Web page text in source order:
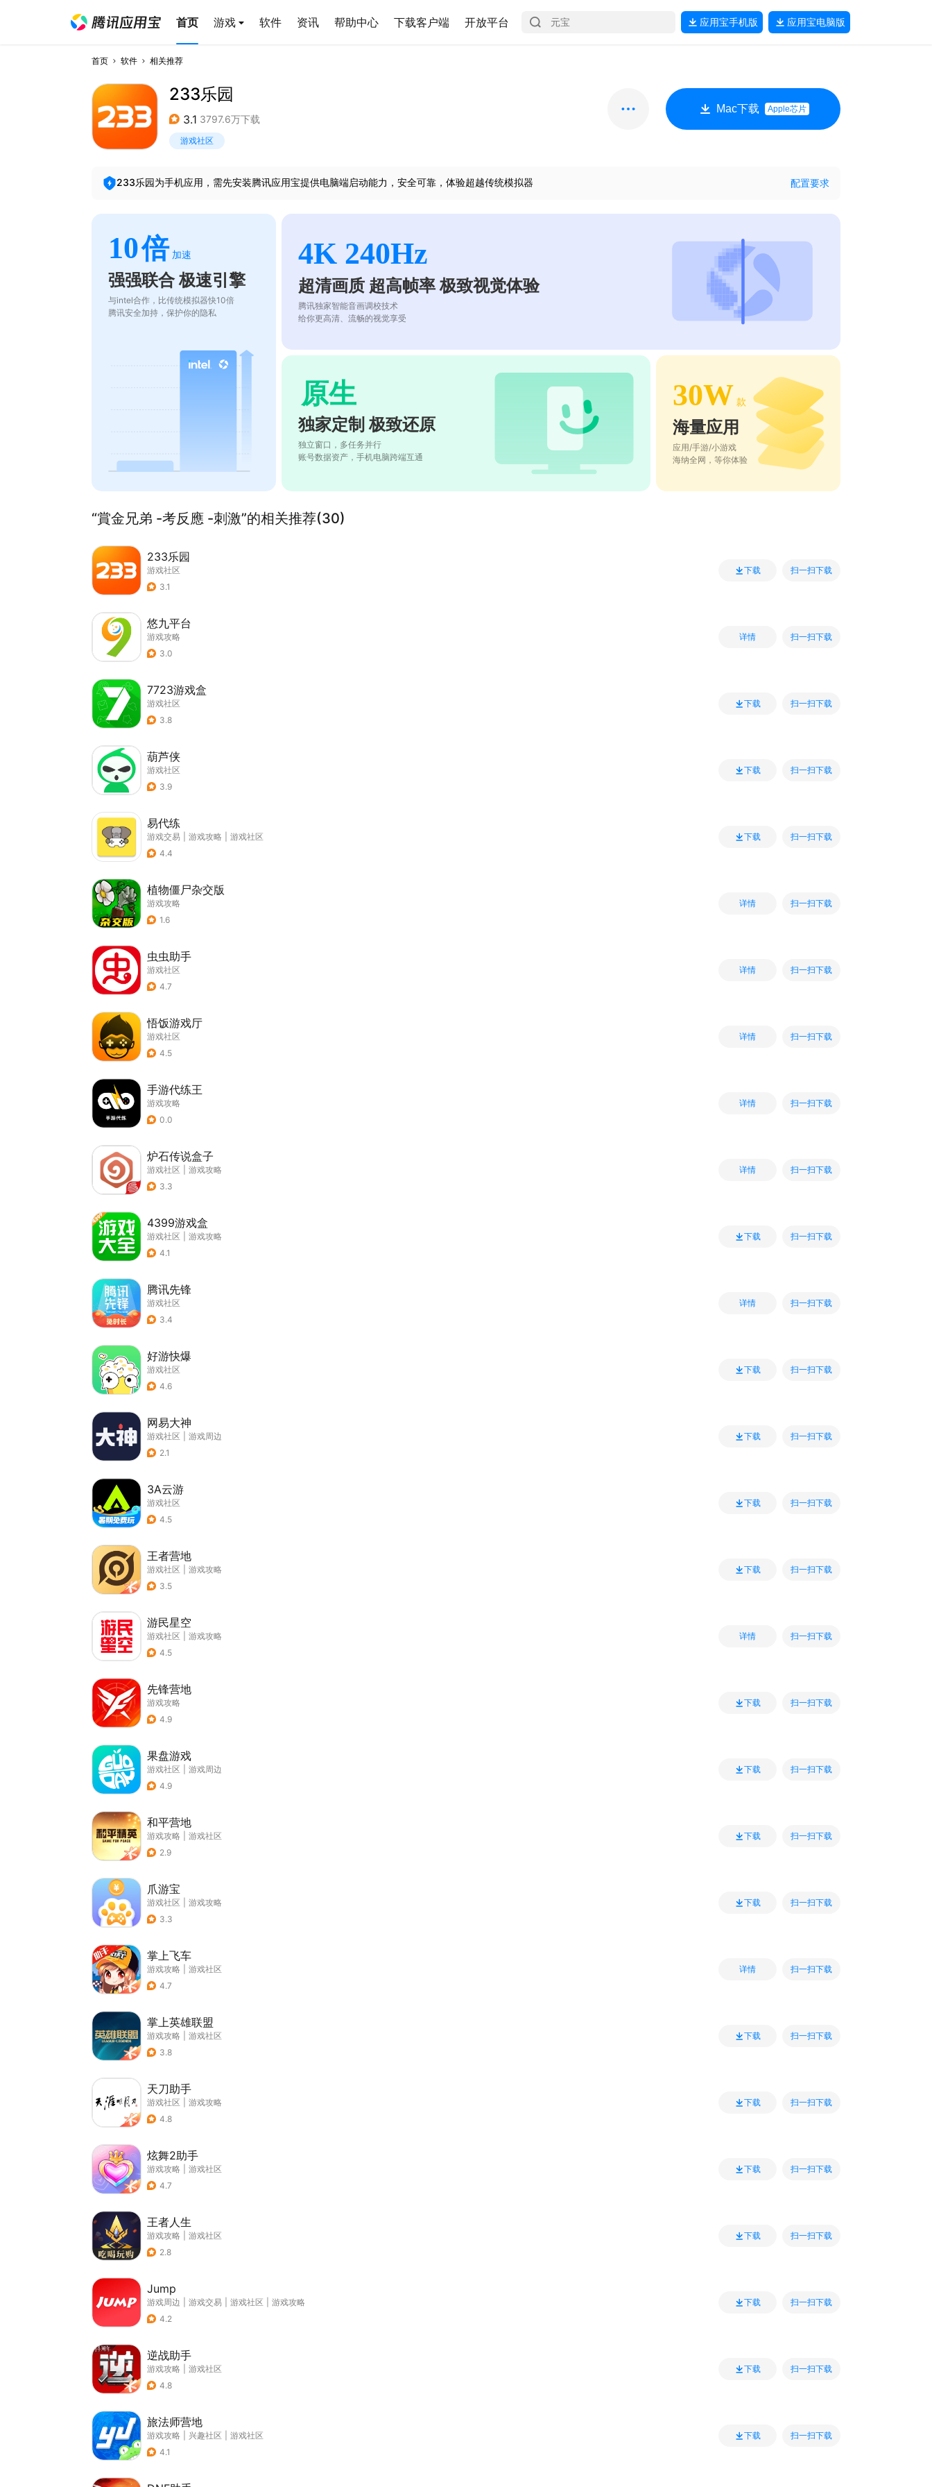
首页 游戏 软件 资讯 帮助中心 下载客户端 开放平台 应用宝手机版 应用宝电脑版
首页 软件 相关推荐
233乐园
3.1 3797.6万下载
游戏社区
Mac下载 Apple芯片
233乐园为手机应用，需先安装腾讯应用宝提供电脑端启动能力，安全可靠，体验超越传统模拟器 配置要求
10倍 加速
强强联合 极速引擎
与intel合作，比传统模拟器快10倍
腾讯安全加持，保护你的隐私
4K 240Hz
超清画质 超高帧率 极致视觉体验
腾讯独家智能音画调校技术
给你更高清、流畅的视觉享受
原生
独家定制 极致还原
独立窗口，多任务并行
账号数据资产，手机电脑跨端互通
30W 款
海量应用
应用/手游/小游戏
海纳全网，等你体验
“賞金兄弟 -考反應 -刺激”的相关推荐(30)
233乐园
游戏社区
3.1
下载 扫一扫下载
悠九平台
游戏攻略
3.0
详情 扫一扫下载
7723游戏盒
游戏社区
3.8
下载 扫一扫下载
葫芦侠
游戏社区
3.9
下载 扫一扫下载
易代练
游戏交易 游戏攻略
游戏社区
4.4
下载 扫一扫下载
植物僵尸杂交版
游戏攻略
1.6
详情 扫一扫下载
虫虫助手
游戏社区
4.7
详情 扫一扫下载
悟饭游戏厅
游戏社区
4.5
详情 扫一扫下载
手游代练王
游戏攻略
0.0
详情 扫一扫下载
炉石传说盒子
游戏社区
游戏攻略
3.3
详情 扫一扫下载
4399游戏盒
游戏社区
游戏攻略
4.1
下载 扫一扫下载
腾讯先锋
游戏社区
3.4
详情 扫一扫下载
好游快爆
游戏社区
4.6
下载 扫一扫下载
网易大神
游戏社区
游戏周边
2.1
下载 扫一扫下载
3A云游
游戏社区
4.5
下载 扫一扫下载
王者营地
游戏社区
游戏攻略
3.5
下载 扫一扫下载
游民星空
游戏社区
游戏攻略
4.5
详情 扫一扫下载
先锋营地
游戏攻略
4.9
下载 扫一扫下载
果盘游戏
游戏社区
游戏周边
4.9
下载 扫一扫下载
和平营地
游戏攻略
游戏社区
2.9
下载 扫一扫下载
爪游宝
游戏社区
游戏攻略
3.3
下载 扫一扫下载
掌上飞车
游戏攻略
游戏社区
4.7
详情 扫一扫下载
掌上英雄联盟
游戏攻略
游戏社区
3.8
下载 扫一扫下载
天刀助手
游戏社区
游戏攻略
4.8
下载 扫一扫下载
炫舞2助手
游戏攻略
游戏社区
4.7
下载 扫一扫下载
王者人生
游戏攻略
游戏社区
2.8
下载 扫一扫下载
Jump
游戏周边 游戏交易 游戏社区
游戏攻略
4.2
下载 扫一扫下载
逆战助手
游戏攻略
游戏社区
4.8
下载 扫一扫下载
旅法师营地
游戏攻略 兴趣社区
游戏社区
4.1
下载 扫一扫下载